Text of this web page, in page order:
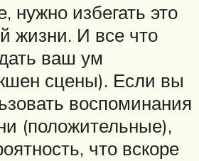
нужно избегать это
жизни. И все что
ваш ум
сцены). Если вы
воспоминания
(положительные),
что вскоре